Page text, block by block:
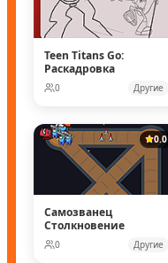
Teen Titans Go:
Раскадровка
0 Другие
0.0
Самозванец
Столкновение
0 Другие